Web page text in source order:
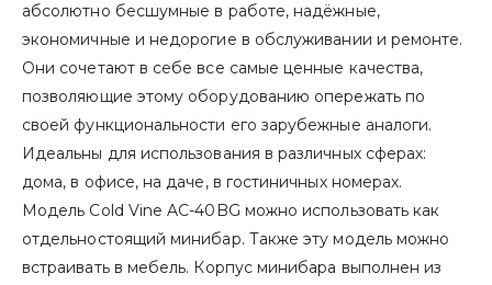
абсолютно бесшумные в работе, надёжные,
экономичные и недорогие в обслуживании и ремонте.
Они сочетают в себе все самые ценные качества,
позволяющие этому оборудованию опережать по
своей функциональности его зарубежные аналоги.
Идеальны для использования в различных сферах:
дома, в офисе, на даче, в гостиничных номерах.
Модель Cold Vine AC-40BG можно использовать как
отдельностоящий минибар. Также эту модель можно
встраивать в мебель. Корпус минибара выполнен из